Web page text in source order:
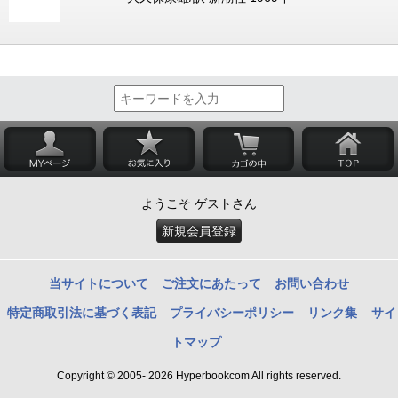
ようこそ ゲストさん
新規会員登録
当サイトについて ご注文にあたって お問い合わせ
特定商取引法に基づく表記 プライバシーポリシー リンク集 サイ
トマップ
Copyright © 2005- 2026 Hyperbookcom All rights reserved.